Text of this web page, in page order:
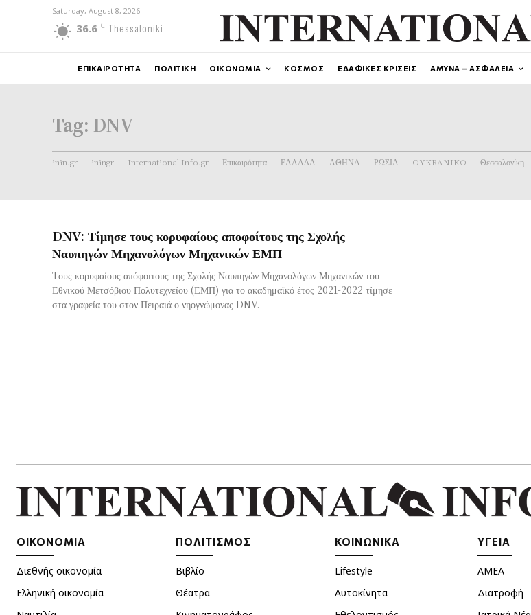
Saturday, August 8, 2026
36.6 C Thessaloniki
ΕΠΙΚΑΙΡΟΤΗΤΑ ΠΟΛΙΤΙΚΗ ΟΙΚΟΝΟΜΙΑ ΚΟΣΜΟΣ ΕΔΑΦΙΚΕΣ ΚΡΙΣΕΙΣ ΑΜΥΝΑ – ΑΣΦΑΛΕΙΑ
Tag: DNV
inin.gr iningr International Info.gr Επικαιρότητα ΕΛΛΑΔΑ ΑΘΗΝΑ ΡΩΣΙΑ OYKRANIKO Θεσσαλονίκη
DNV: Τίμησε τους κορυφαίους αποφοίτους της Σχολής
Ναυπηγών Μηχανολόγων Μηχανικών ΕΜΠ
Tους κορυφαίους απόφοιτους της Σχολής Ναυπηγών Μηχανολόγων Μηχανικών του
Εθνικού Μετσόβιου Πολυτεχνείου (ΕΜΠ) για το ακαδημαϊκό έτος 2021-2022 τίμησε
στα γραφεία του στον Πειραιά ο νηογνώμονας DNV.
ΟΙΚΟΝΟΜΙΑ
Διεθνής οικονομία
Ελληνική οικονομία
ΠΟΛΙΤΙΣΜΟΣ
Βιβλίο
Θέατρα
ΚΟΙΝΩΝΙΚΑ
Lifestyle
Αυτοκίνητα
ΥΓΕΙΑ
ΑΜΕΑ
Διατροφή